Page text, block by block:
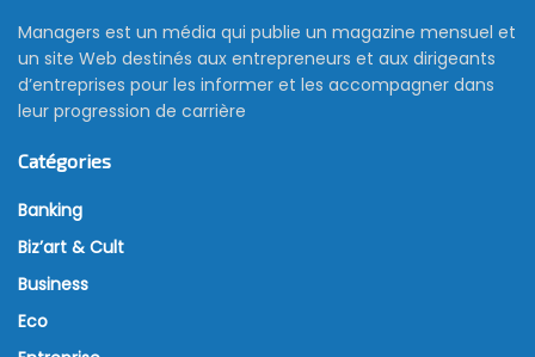
Gabès : des investissements
agricoles d’une valeur de 5,5
millions de dinars
28 février 2022